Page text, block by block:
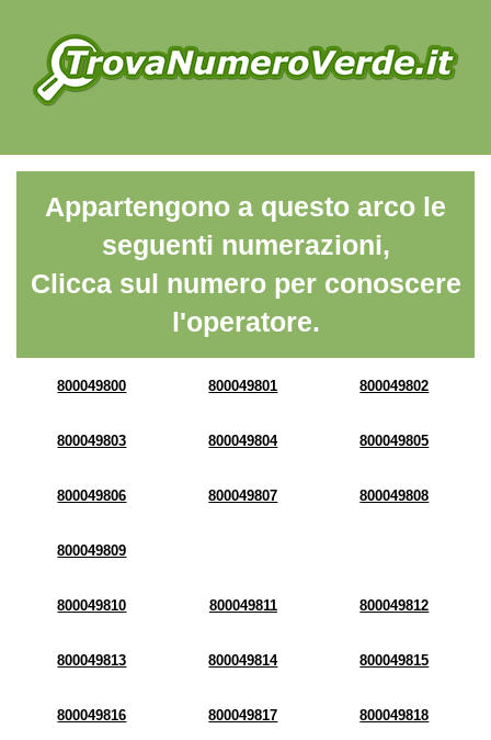
Appartengono a questo arco le
seguenti numerazioni,
Clicca sul numero per conoscere
l'operatore.
800049800 800049801 800049802
800049803 800049804 800049805
800049806 800049807 800049808
800049809
800049810 800049811 800049812
800049813 800049814 800049815
800049816 800049817 800049818